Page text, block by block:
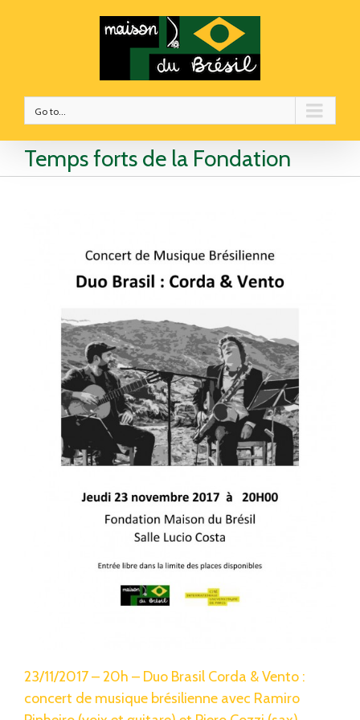
Go to...
Temps forts de la Fondation
23/11/2017 – 20h – Duo Brasil Corda & Vento :
concert de musique brésilienne avec Ramiro